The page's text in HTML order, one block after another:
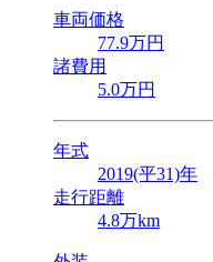
車両価格
77.9万円
諸費用
5.0万円
年式
2019(平31)年
走行距離
4.8万km